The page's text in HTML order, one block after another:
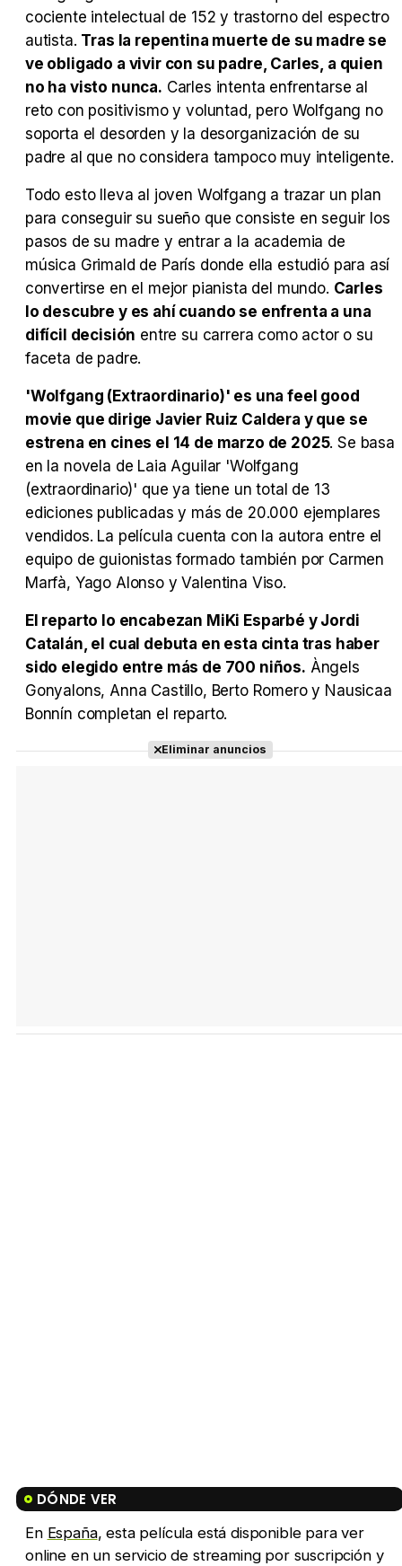
Tráiler 'Vida perra' (2026)
cociente intelectual de 152 y trastorno del espectro
autista. Tras la repentina muerte de su madre se
ve obligado a vivir con su padre, Carles, a quien
no ha visto nunca. Carles intenta enfrentarse al
reto con positivismo y voluntad, pero Wolfgang no
soporta el desorden y la desorganización de su
padre al que no considera tampoco muy inteligente.
Todo esto lleva al joven Wolfgang a trazar un plan
para conseguir su sueño que consiste en seguir los
pasos de su madre y entrar a la academia de
música Grimald de París donde ella estudió para así
convertirse en el mejor pianista del mundo. Carles
lo descubre y es ahí cuando se enfrenta a una
difícil decisión entre su carrera como actor o su
faceta de padre.
'Wolfgang (Extraordinario)' es una feel good
movie que dirige Javier Ruiz Caldera y que se
estrena en cines el 14 de marzo de 2025. Se basa
en la novela de Laia Aguilar 'Wolfgang
(extraordinario)' que ya tiene un total de 13
ediciones publicadas y más de 20.000 ejemplares
vendidos. La película cuenta con la autora entre el
equipo de guionistas formado también por Carmen
Marfà, Yago Alonso y Valentina Viso.
El reparto lo encabezan MiKi Esparbé y Jordi
Catalán, el cual debuta en esta cinta tras haber
sido elegido entre más de 700 niños. Àngels
Gonyalons, Anna Castillo, Berto Romero y Nausicaa
Bonnín completan el reparto.
Eliminar anuncios
DÓNDE VER
En España, esta película está disponible para ver
online en un servicio de streaming por suscripción y